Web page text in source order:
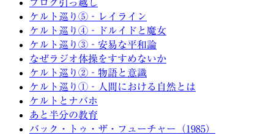
ブログ引っ越し
ケルト巡り⑤‐レイライン
ケルト巡り④‐ドルイドと魔女
ケルト巡り③‐安易な平和論
なぜラジオ体操をすすめないか
ケルト巡り②‐物語と意識
ケルト巡り①‐人間における自然とは
ケルトとナバホ
あと半分の教育
バック・トゥ・ザ・フューチャー（1985）